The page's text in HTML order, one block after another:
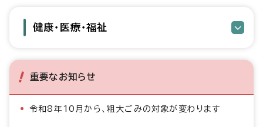
健康・医療・福祉
重要なお知らせ
令和8年10月から、粗大ごみの対象が変わります